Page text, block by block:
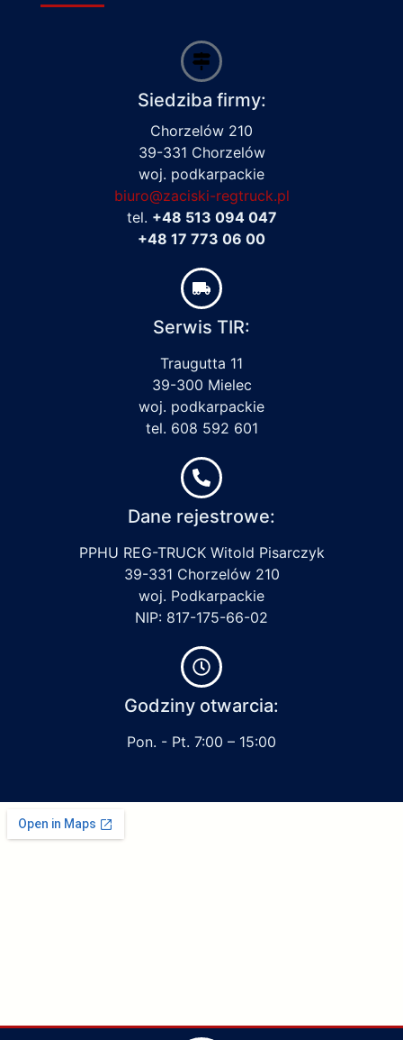
Siedziba firmy:
Chorzelów 210
39-331 Chorzelów
woj. podkarpackie
biuro@zaciski-regtruck.pl
tel. +48 513 094 047
+48 17 773 06 00
Serwis TIR:
Traugutta 11
39-300 Mielec
woj. podkarpackie
tel. 608 592 601
Dane rejestrowe:
PPHU REG-TRUCK Witold Pisarczyk
39-331 Chorzelów 210
woj. Podkarpackie
NIP: 817-175-66-02
Godziny otwarcia:
Pon. - Pt. 7:00 – 15:00